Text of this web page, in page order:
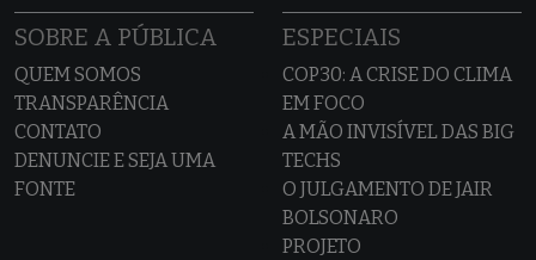
SOBRE A PÚBLICA
QUEM SOMOS
TRANSPARÊNCIA
CONTATO
DENUNCIE E SEJA UMA
FONTE
ESPECIAIS
COP30: A CRISE DO CLIMA
EM FOCO
A MÃO INVISÍVEL DAS BIG
TECHS
O JULGAMENTO DE JAIR
BOLSONARO
PROJETO